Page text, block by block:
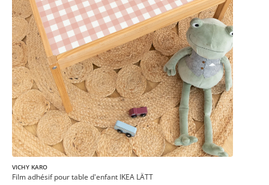
VICHY KARO
Film adhésif pour table d'enfant IKEA LÄTT